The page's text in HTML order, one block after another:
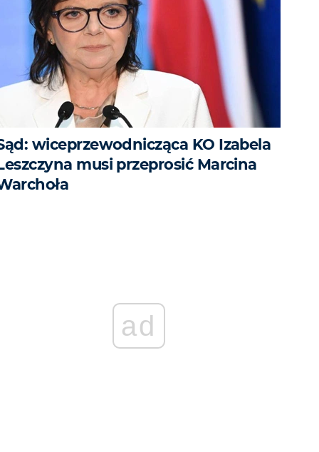
wiceprzewodnicząca KO Izabela
musi przeprosić Marcina
ad